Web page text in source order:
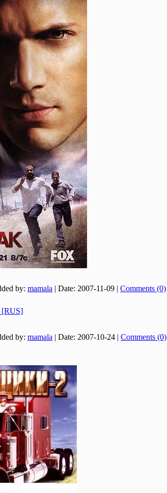
by: mamala | Date: 2007-11-09 | Comments (0)
[RUS]
by: mamala | Date: 2007-10-24 | Comments (0)